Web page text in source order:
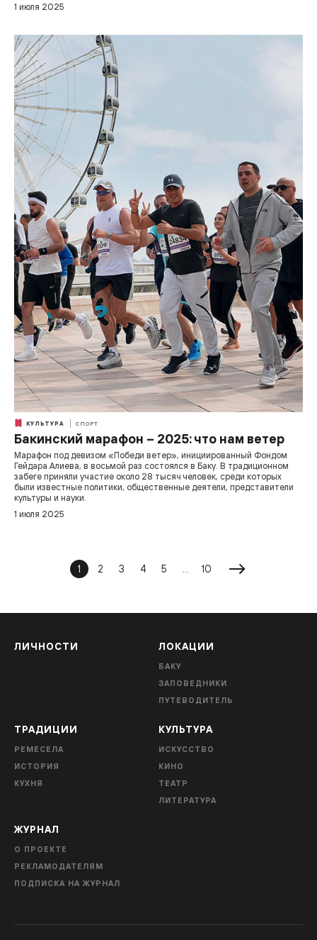
1 июля 2025
КУЛЬТУРА СПОРТ
Бакинский марафон – 2025: что нам ветер
Марафон под девизом «Победи ветер», инициированный Фондом
Гейдара Алиева, в восьмой раз состоялся в Баку. В традиционном
забеге приняли участие около 28 тысяч человек, среди которых
были известные политики, общественные деятели, представители
культуры и науки.
1 июля 2025
1 2 3 4 5 10
ЛИЧНОСТИ ЛОКАЦИИ
БАКУ
ЗАПОВЕДНИКИ
ПУТЕВОДИТЕЛЬ
ТРАДИЦИИ
РЕМЕСЕЛА
ИСТОРИЯ
КУХНЯ
КУЛЬТУРА
ИСКУССТВО
КИНО
ТЕАТР
ЛИТЕРАТУРА
ЖУРНАЛ
О ПРОЕКТЕ
РЕКЛАМОДАТЕЛЯМ
ПОДПИСКА НА ЖУРНАЛ